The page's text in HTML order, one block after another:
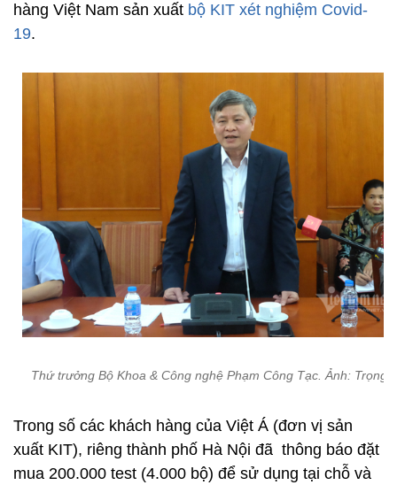
hàng Việt Nam sản xuất bộ KIT xét nghiệm Covid-
19.
Thứ trưởng Bộ Khoa & Công nghệ Phạm Công Tạc. Ảnh: Trọng
Trong số các khách hàng của Việt Á (đơn vị sản
xuất KIT), riêng thành phố Hà Nội đã thông báo đặt
mua 200.000 test (4.000 bộ) để sử dụng tại chỗ và